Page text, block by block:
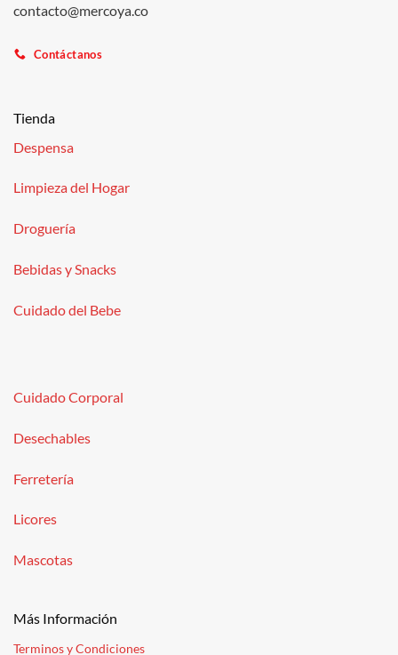
contacto@mercoya.co
Contáctanos
Tienda
Despensa
Limpieza del Hogar
Droguería
Bebidas y Snacks
Cuidado del Bebe
Cuidado Corporal
Desechables
Ferretería
Licores
Mascotas
Más Información
Terminos y Condiciones